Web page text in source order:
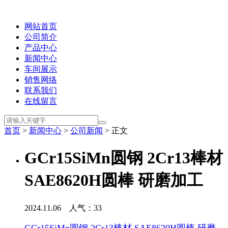
网站首页
公司简介
产品中心
新闻中心
车间展示
销售网络
联系我们
在线留言
首页 > 新闻中心 > 公司新闻 > 正文
GCr15SiMn圆钢 2Cr13棒材
SAE8620H圆棒 研磨加工
2024.11.06 人气： 33